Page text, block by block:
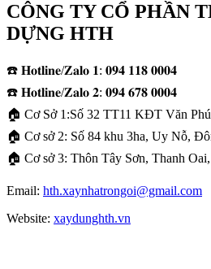
CÔNG TY CỔ PHẦN
DỰNG HTH
☎️ 𝐇𝐨𝐭𝐥𝐢𝐧𝐞/𝐙𝐚𝐥𝐨 𝟏: 𝟎𝟗𝟒 𝟏𝟏𝟖 𝟎𝟎𝟎𝟒
☎️ 𝐇𝐨𝐭𝐥𝐢𝐧𝐞/𝐙𝐚𝐥𝐨 𝟐: 𝟎𝟗𝟒 𝟔𝟕𝟖 𝟎𝟎𝟎𝟒
🏠 Cơ Sở 1:Số 32 TT11 KĐT Văn
🏠 Cơ sở 2: Số 84 khu 3ha, Uy Nỗ,
🏠 Cơ sở 3: Thôn Tây Sơn, Thanh
Email: hth.xaynhatrongoi@gmail.com
Website: xaydunghth.vn